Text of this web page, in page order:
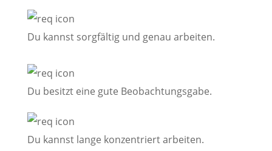
Du kannst sorgfältig und genau arbeiten.
Du besitzt eine gute Beobachtungsgabe.
Du kannst lange konzentriert arbeiten.